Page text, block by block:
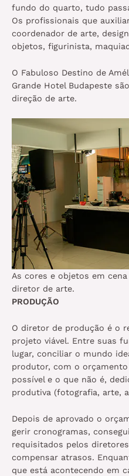
fundo do quarto, tudo
Os profissionais que
coordenador de arte,
objetos, figurinista,
O Fabuloso Destino de
Grande Hotel Budapeste
direção de arte.
As cores e objetos em
diretor de arte.
PRODUÇÃO
O diretor de produção é o
projeto viável. Entre suas
lugar, conciliar o mundo
produtor, com o
possível e o que não é,
produtiva (fotografia, arte,
Depois de aprovado o
gerir cronogramas,
requisitados pelos
compensar atrasos.
que está acontecendo em